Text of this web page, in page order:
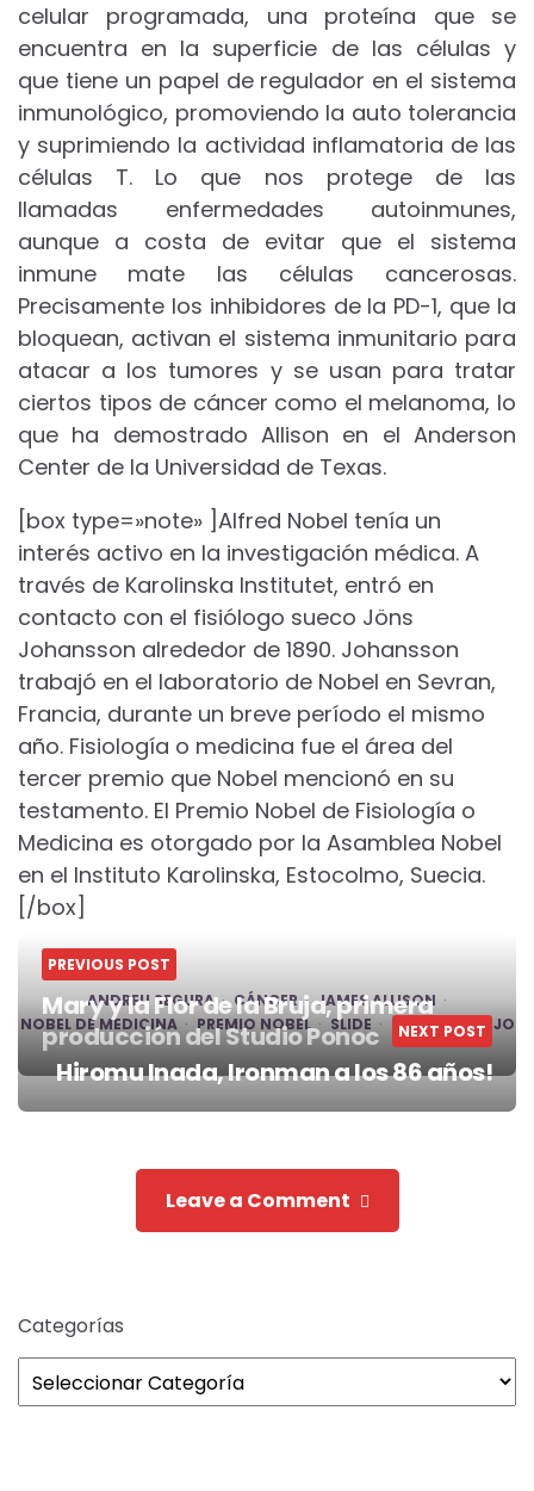
celular programada, una proteína que se
encuentra en la superficie de las células y
que tiene un papel de regulador en el sistema
inmunológico, promoviendo la auto tolerancia
y suprimiendo la actividad inflamatoria de las
células T. Lo que nos protege de las
llamadas enfermedades autoinmunes,
aunque a costa de evitar que el sistema
inmune mate las células cancerosas.
Precisamente los inhibidores de la PD-1, que la
bloquean, activan el sistema inmunitario para
atacar a los tumores y se usan para tratar
ciertos tipos de cáncer como el melanoma, lo
que ha demostrado Allison en el Anderson
Center de la Universidad de Texas.
[box type=»note» ]Alfred Nobel tenía un
interés activo en la investigación médica. A
través de Karolinska Institutet, entró en
contacto con el fisiólogo sueco Jöns
Johansson alrededor de 1890. Johansson
trabajó en el laboratorio de Nobel en Sevran,
Francia, durante un breve período el mismo
año. Fisiología o medicina fue el área del
tercer premio que Nobel mencionó en su
testamento. El Premio Nobel de Fisiología o
Medicina es otorgado por la Asamblea Nobel
en el Instituto Karolinska, Estocolmo, Suecia.
[/box]
ANDREU SEGURA CÁNCER
JAMES ALLISON
NOBEL DE MEDICINA
PREMIO NOBEL SLIDE TASUKU HONJO
Post
navigation
PREVIOUS POST
Mary y la Flor de la Bruja, primera
producción del Studio Ponoc
NEXT POST
Hiromu Inada, Ironman a los 86 años!
Leave a Comment
Categorías